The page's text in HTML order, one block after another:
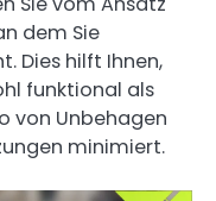
dem Sie
Dies hilft Ihnen,
funktional als
von Unbehagen
minimiert.